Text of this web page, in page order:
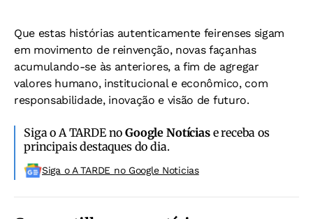
Que estas histórias autenticamente feirenses sigam
em movimento de reinvenção, novas façanhas
acumulando-se às anteriores, a fim de agregar
valores humano, institucional e econômico, com
responsabilidade, inovação e visão de futuro.
Siga o A TARDE noGoogle Notíciase receba os
principais destaques do dia.
Siga o A TARDE no Google Noticias